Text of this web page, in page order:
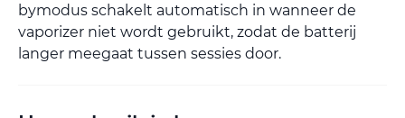
bymodus schakelt automatisch in wanneer de
vaporizer niet wordt gebruikt, zodat de batterij
langer meegaat tussen sessies door.